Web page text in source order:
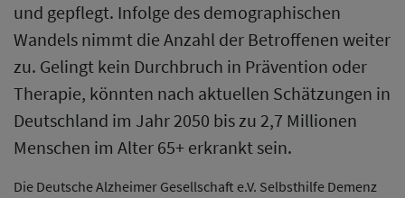
und gepflegt. Infolge des demographischen
Wandels nimmt die Anzahl der Betroffenen weiter
zu. Gelingt kein Durchbruch in Prävention oder
Therapie, könnten nach aktuellen Schätzungen in
Deutschland im Jahr 2050 bis zu 2,7 Millionen
Menschen im Alter 65+ erkrankt sein.
Die Deutsche Alzheimer Gesellschaft e.V. Selbsthilfe Demenz